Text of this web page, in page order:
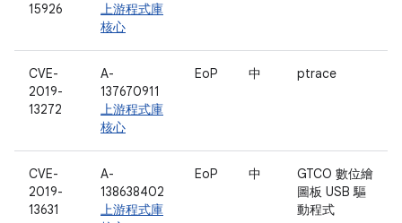
15926
上游程式庫
核心
CVE-
2019-
13272
A-
137670911
上游程式庫
核心
EoP 中 ptrace
CVE-
2019-
13631
A-
138638402
上游程式庫
EoP 中
GTCO 數位繪
圖板 USB 驅
動程式